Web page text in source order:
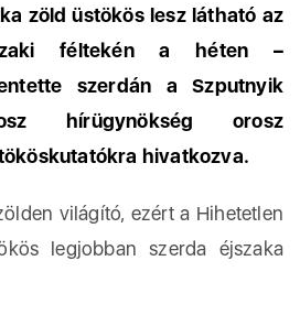
zöld üstökös lesz látható az
féltekén a héten –
szerdán a Szputnyik
hírügynökség orosz
hivatkozva.
világító, ezért a Hihetetlen
legjobban szerda éjszaka